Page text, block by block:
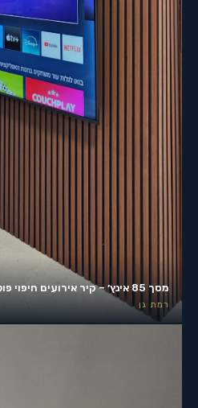
מסך 85 אינץ׳ – קיר אירועים חיפוי פולימרי
רמת גן